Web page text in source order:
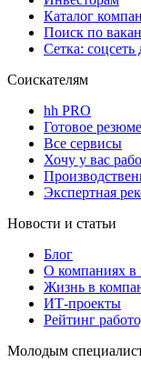
Каталог
Поиск по
Сетка: соцсеть
Соискателям
hh PRO
Готовое резюме
Все сервисы
Хочу у вас
Экспертная
Новости и статьи
Блог
О компаниях в
Жизнь в
ИТ-проекты
Рейтинг
Молодым